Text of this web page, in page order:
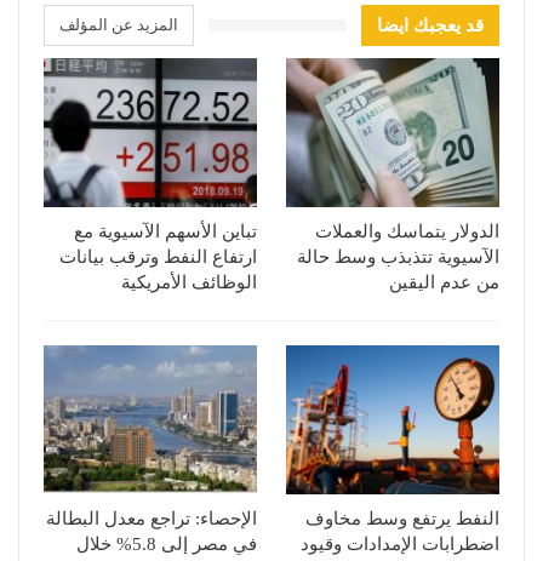
قد يعجبك ايضا المزيد عن المؤلف
الدولار يتماسك والعملات
الآسيوية تتذبذب وسط حالة
من عدم اليقين
تباين الأسهم الآسيوية مع
ارتفاع النفط وترقب بيانات
الوظائف الأمريكية
النفط يرتفع وسط مخاوف
اضطرابات الإمدادات وقيود
الإحصاء: تراجع معدل البطالة
في مصر إلى 5.8% خلال